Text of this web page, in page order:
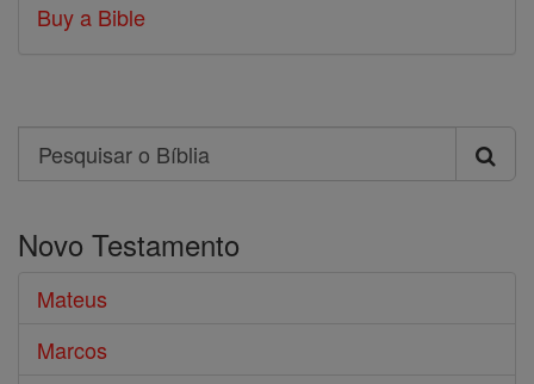
Buy a Bible
Search
Pesquisar
Bíblia
Novo Testamento
Mateus
Marcos